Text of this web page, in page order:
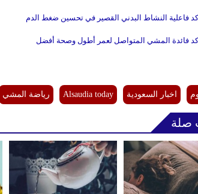
فاعلية النشاط البدني القصير في تحسين ضغط الدم
فائدة المشي المتواصل لعمر أطول وصحة أفضل
اخبار السعودية Alsaudia today رياضة المشي
صلة